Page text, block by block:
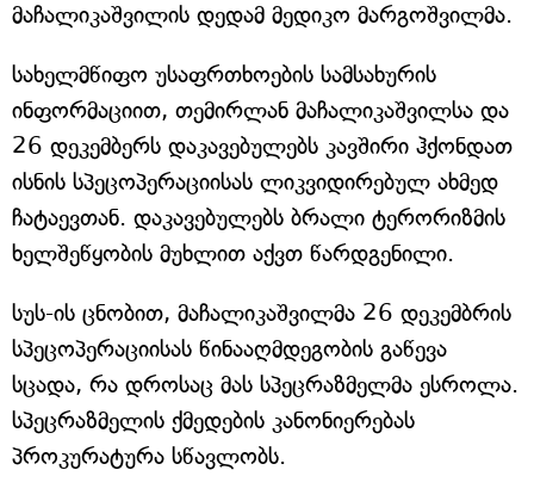
მაჩალიკაშვილის დედამ მედიკო მარგოშვილმა.
სახელმწიფო უსაფრთხოების სამსახურის
ინფორმაციით, თემირლან მაჩალიკაშვილსა და
26 დეკემბერს დაკავებულებს კავშირი ჰქონდათ
ისნის სპეცოპერაციისას ლიკვიდირებულ ახმედ
ჩატაევთან. დაკავებულებს ბრალი ტერორიზმის
ხელშეწყობის მუხლით აქვთ წარდგენილი.
სუს-ის ცნობით, მაჩალიკაშვილმა 26 დეკემბრის
სპეცოპერაციისას წინააღმდეგობის გაწევა
სცადა, რა დროსაც მას სპეცრაზმელმა ესროლა.
სპეცრაზმელის ქმედების კანონიერებას
პროკურატურა სწავლობს.